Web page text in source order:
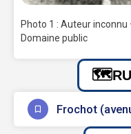
Photo 1 : Auteur
Domaine public
Frochot